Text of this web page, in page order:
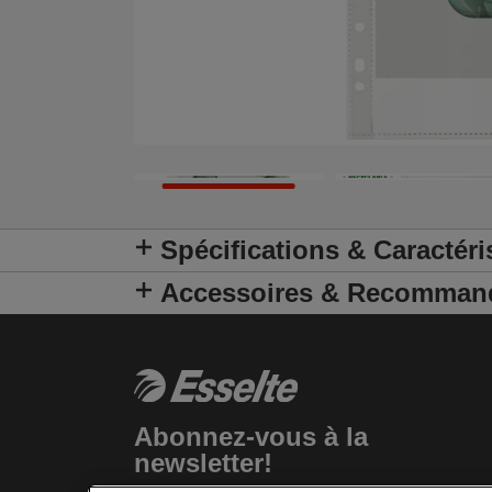
Spécifications &
Accessoires &
Abonnez-vous à la
newsletter!